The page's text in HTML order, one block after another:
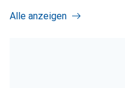
Alle anzeigen